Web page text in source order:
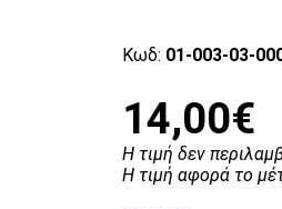
Κωδ: 01-003-03-
14,00€
Η τιμή δεν
Η τιμή αφορά το